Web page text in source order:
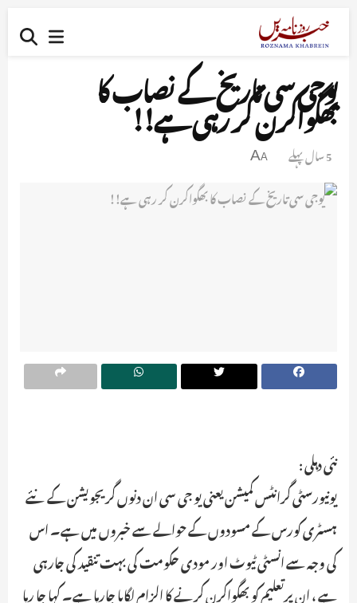
یوجی سی تاریخ کے نصاب کا
بھگواکرن کر رہی ہے!!
5 سال پہلے A
A
نئی دہلی :
یونیورسٹی گرانٹس کمیشن یعنی یو جی سی ان دنوں گریجویشن کے نئے
ہسٹری کورس کے مسودوں کے حوالے سے خبروں میں ہے۔ اس
کی وجہ سے انسٹی ٹیوٹ اور مودی حکومت کی بہت تنقید کی جارہی
ہے ، ان پرتعلیم کو بھگواکرن کرنے کا الزام لگایا جارہا ہے۔ کہا جا رہا